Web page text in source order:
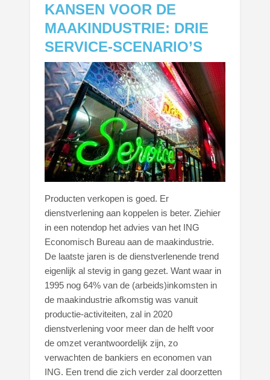
KANSEN VOOR DE
MAAKINDUSTRIE: DRIE
SERVICE-SCENARIO’S
Producten verkopen is goed. Er
dienstverlening aan koppelen is beter. Ziehier
in een notendop het advies van het ING
Economisch Bureau aan de maakindustrie.
De laatste jaren is de dienstverlenende trend
eigenlijk al stevig in gang gezet. Want waar in
1995 nog 64% van de (arbeids)inkomsten in
de maakindustrie afkomstig was vanuit
productie-activiteiten, zal in 2020
dienstverlening voor meer dan de helft voor
de omzet verantwoordelijk zijn, zo
verwachten de bankiers en economen van
ING. Een trend die zich verder zal doorzetten